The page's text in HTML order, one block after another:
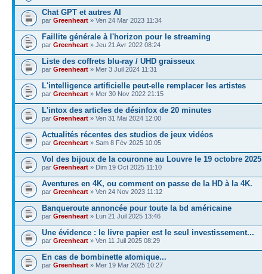
Chat GPT et autres AI
par Greenheart » Ven 24 Mar 2023 11:34
Faillite générale à l'horizon pour le streaming
par Greenheart » Jeu 21 Avr 2022 08:24
Liste des coffrets blu-ray / UHD graisseux
par Greenheart » Mer 3 Juil 2024 11:31
L'intelligence artificielle peut-elle remplacer les artistes
par Greenheart » Mer 30 Nov 2022 21:15
L'intox des articles de désinfox de 20 minutes
par Greenheart » Ven 31 Mai 2024 12:00
Actualités récentes des studios de jeux vidéos
par Greenheart » Sam 8 Fév 2025 10:05
Vol des bijoux de la couronne au Louvre le 19 octobre 2025
par Greenheart » Dim 19 Oct 2025 11:10
Aventures en 4K, ou comment on passe de la HD à la 4K.
par Greenheart » Ven 24 Nov 2023 11:12
Banqueroute annoncée pour toute la bd américaine
par Greenheart » Lun 21 Juil 2025 13:46
Une évidence : le livre papier est le seul investissement...
par Greenheart » Ven 11 Juil 2025 08:29
En cas de bombinette atomique...
par Greenheart » Mer 19 Mar 2025 10:27